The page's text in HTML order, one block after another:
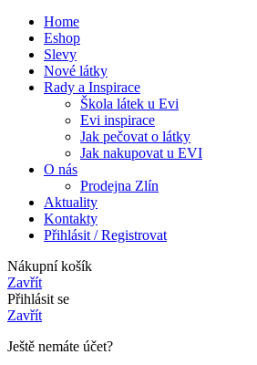
Home
Eshop
Slevy
Nové látky
Rady a Inspirace
Škola látek u Evi
Evi inspirace
Jak pečovat o látky
Jak nakupovat u EVI
O nás
Prodejna Zlín
Aktuality
Kontakty
Přihlásit / Registrovat
Nákupní košík
Zavřít
Přihlásit se
Zavřít
Ještě nemáte účet?